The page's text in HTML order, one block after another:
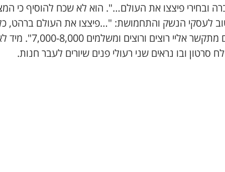
ובחירי פיצצו את העולם…". הוא לא שכח להוסיף כי
לעסקי הנשק והתחמושת: "…פיצצו את העולם ברהט,
העולם מתקשר אליי רוצים ורוצים
סרטון ובו נראים שני רעולי פנים שיורים לעבר חנות.